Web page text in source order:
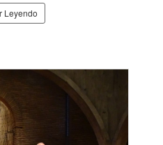
Leyendo